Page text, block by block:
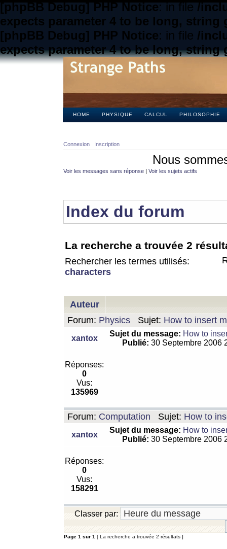
[phpBB Debug] PHP Notice: in file/
expects parameter 4 to be long, string
[phpBB Debug] PHP Notice: in file /
expects parameter 4 to be long, string
HOME PHYSIQUE CALCUL PHILOSOPHIE
Connexion Inscription
Nous
Voir les messages sans réponse | Voir les sujets actifs
Index du forum
La recherche a trouvée 2
Rechercher les termes utilisés:
characters
Auteur
Forum: Physics Sujet: How to insert
xantox
Sujet du message: How to
Publié: 30 Septembre 2006
Réponses:
0
Vus:
135969
Forum: Computation Sujet: How to
xantox
Sujet du message: How to
Publié: 30 Septembre 2006
Réponses:
0
Vus:
158291
Classer par:
Page 1 sur 1 [ La recherche a trouvée 2 résultats ]